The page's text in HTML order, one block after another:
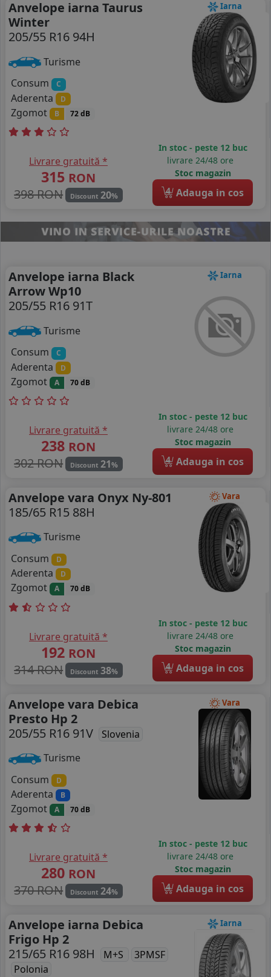
Iarna
Anvelope iarna Taurus
Winter
205/55 R16 94H
Turisme
Consum
C
Aderenta D
Zgomot B 72 dB
Livrare gratuită *
315 RON
398 RON
Discount 20%
In stoc - peste 12 buc
livrare 24/48 ore
Stoc magazin
4 Adauga in cos
Iarna
Anvelope iarna Black
Arrow Wp10
205/55 R16 91T
Turisme
Consum
C
Aderenta D
Zgomot A 70 dB
Livrare gratuită *
238 RON
302 RON
Discount 21%
In stoc - peste 12 buc
livrare 24/48 ore
Stoc magazin
4 Adauga in cos
Vara
Anvelope vara Onyx Ny-801
185/65 R15 88H
Turisme
Consum
D
Aderenta D
Zgomot A 70 dB
Livrare gratuită *
192 RON
314 RON
Discount 38%
In stoc - peste 12 buc
livrare 24/48 ore
Stoc magazin
4 Adauga in cos
Vara
Anvelope vara Debica
Presto Hp 2
205/55 R16 91V
Slovenia
Turisme
Consum
D
Aderenta B
Zgomot A 70 dB
Livrare gratuită *
280 RON
370 RON
Discount 24%
In stoc - peste 12 buc
livrare 24/48 ore
Stoc magazin
4 Adauga in cos
Iarna
Anvelope iarna Debica
Frigo Hp 2
215/65 R16 98H
M+S
3PMSF
Polonia